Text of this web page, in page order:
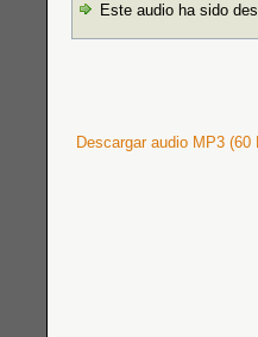
Este audio ha sido
Descargar audio MP3